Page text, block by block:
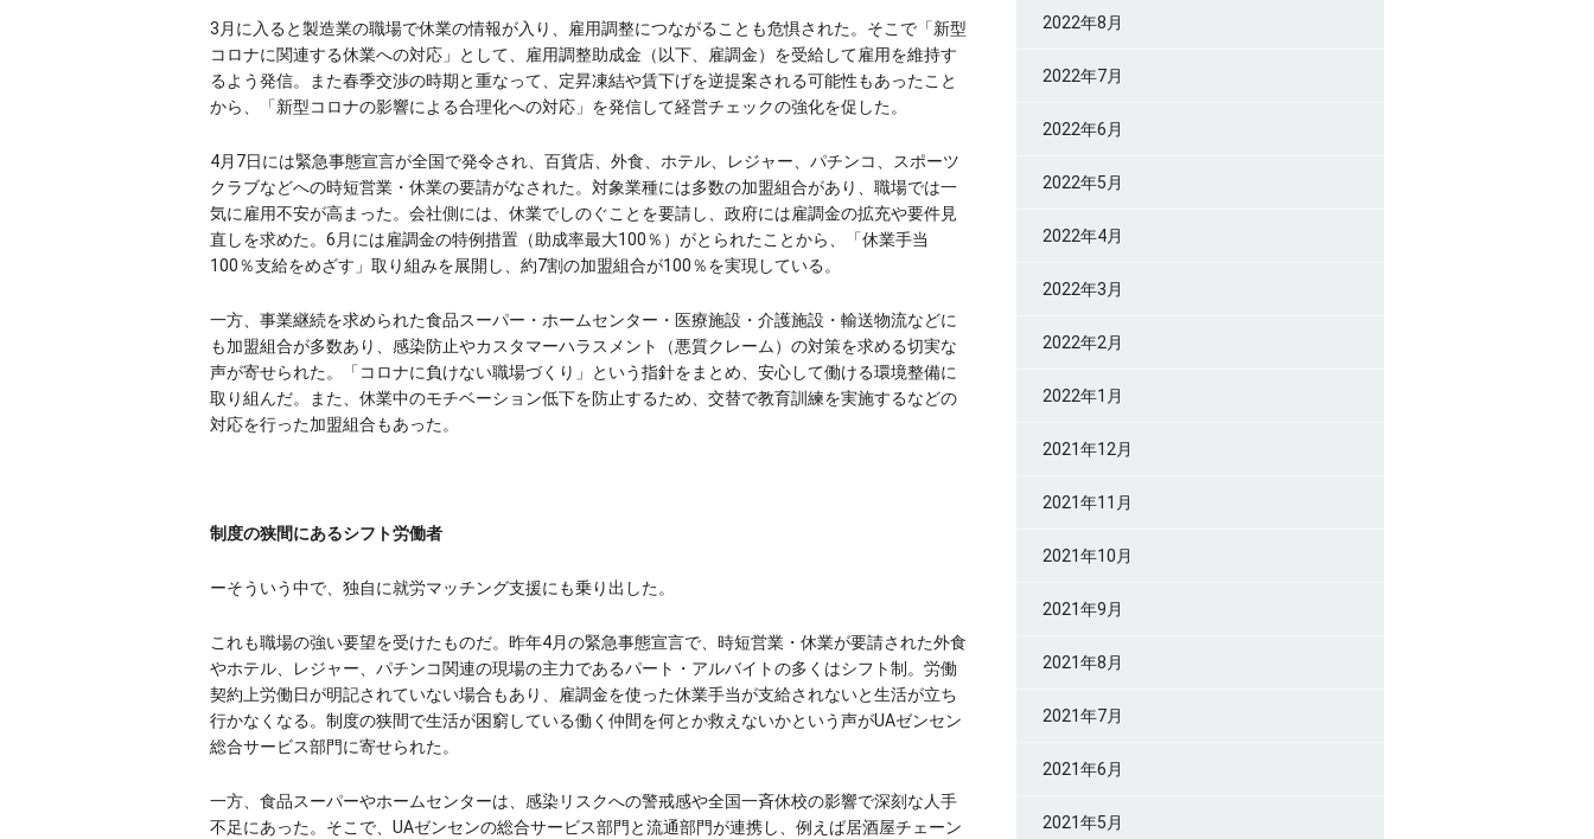
3月に入ると製造業の職場で休業の情報が入り、雇用調整につながることも危惧された。そこで「新型
コロナに関連する休業への対応」として、雇用調整助成金（以下、雇調金）を受給して雇用を維持す
るよう発信。また春季交渉の時期と重なって、定昇凍結や賃下げを逆提案される可能性もあったこと
から、「新型コロナの影響による合理化への対応」を発信して経営チェックの強化を促した。
4月7日には緊急事態宣言が全国で発令され、百貨店、外食、ホテル、レジャー、パチンコ、スポーツ
クラブなどへの時短営業・休業の要請がなされた。対象業種には多数の加盟組合があり、職場では一
気に雇用不安が高まった。会社側には、休業でしのぐことを要請し、政府には雇調金の拡充や要件見
直しを求めた。6月には雇調金の特例措置（助成率最大100％）がとられたことから、「休業手当
100％支給をめざす」取り組みを展開し、約7割の加盟組合が100％を実現している。
一方、事業継続を求められた食品スーパー・ホームセンター・医療施設・介護施設・輸送物流などに
も加盟組合が多数あり、感染防止やカスタマーハラスメント（悪質クレーム）の対策を求める切実な
声が寄せられた。「コロナに負けない職場づくり」という指針をまとめ、安心して働ける環境整備に
取り組んだ。また、休業中のモチベーション低下を防止するため、交替で教育訓練を実施するなどの
対応を行った加盟組合もあった。
制度の狭間にあるシフト労働者
ーそういう中で、独自に就労マッチング支援にも乗り出した。
これも職場の強い要望を受けたものだ。昨年4月の緊急事態宣言で、時短営業・休業が要請された外食
やホテル、レジャー、パチンコ関連の現場の主力であるパート・アルバイトの多くはシフト制。労働
契約上労働日が明記されていない場合もあり、雇調金を使った休業手当が支給されないと生活が立ち
行かなくなる。制度の狭間で生活が困窮している働く仲間を何とか救えないかという声がU‌Aゼンセン
総合サービス部門に寄せられた。
一方、食品スーパーやホームセンターは、感染リスクへの警戒感や全国一斉休校の影響で深刻な人手
不足にあった。そこで、U‌Aゼンセンの総合サービス部門と流通部門が連携し、例えば居酒屋チェーン
2022年8月
2022年7月
2022年6月
2022年5月
2022年4月
2022年3月
2022年2月
2022年1月
2021年12月
2021年11月
2021年10月
2021年9月
2021年8月
2021年7月
2021年6月
2021年5月